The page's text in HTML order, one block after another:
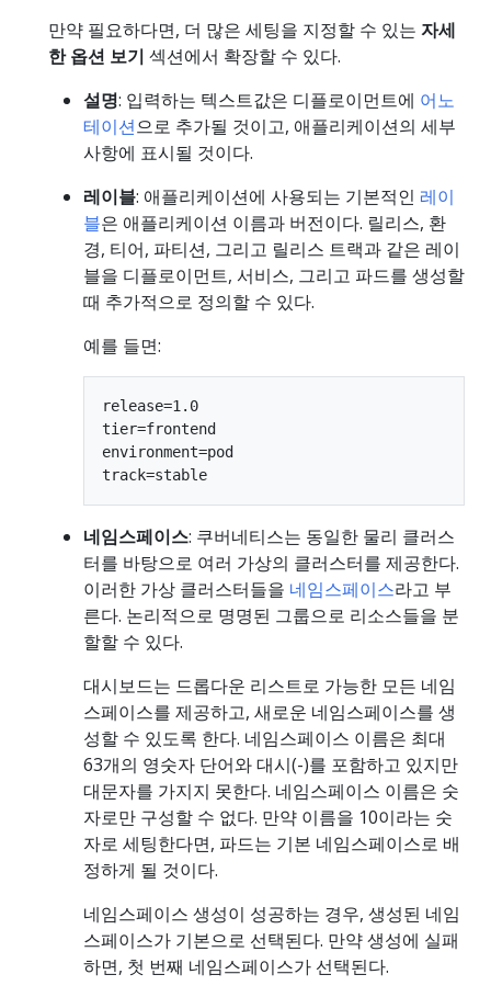
만약 필요하다면, 더 많은 세팅을 지정할 수 있는 자세
한 옵션 보기 섹션에서 확장할 수 있다.
설명: 입력하는 텍스트값은 디플로이먼트에 어노
테이션으로 추가될 것이고, 애플리케이션의 세부
사항에 표시될 것이다.
레이블: 애플리케이션에 사용되는 기본적인 레이
블은 애플리케이션 이름과 버전이다. 릴리스, 환
경, 티어, 파티션, 그리고 릴리스 트랙과 같은 레이
블을 디플로이먼트, 서비스, 그리고 파드를 생성할
때 추가적으로 정의할 수 있다.
예를 들면:
release=1.0
tier=frontend
environment=pod
네임스페이스: 쿠버네티스는 동일한 물리 클러스
터를 바탕으로 여러 가상의 클러스터를 제공한다.
이러한 가상 클러스터들을 네임스페이스라고 부
른다. 논리적으로 명명된 그룹으로 리소스들을 분
할할 수 있다.
대시보드는 드롭다운 리스트로 가능한 모든 네임
스페이스를 제공하고, 새로운 네임스페이스를 생
성할 수 있도록 한다. 네임스페이스 이름은 최대
63개의 영숫자 단어와 대시(-)를 포함하고 있지만
대문자를 가지지 못한다. 네임스페이스 이름은 숫
자로만 구성할 수 없다. 만약 이름을 10이라는 숫
자로 세팅한다면, 파드는 기본 네임스페이스로 배
정하게 될 것이다.
네임스페이스 생성이 성공하는 경우, 생성된 네임
스페이스가 기본으로 선택된다. 만약 생성에 실패
하면, 첫 번째 네임스페이스가 선택된다.